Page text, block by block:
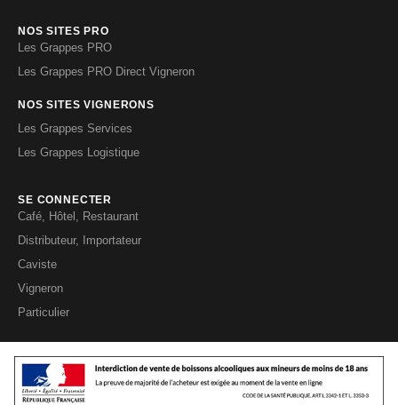
NOS SITES PRO
Les Grappes PRO
Les Grappes PRO Direct Vigneron
NOS SITES VIGNERONS
Les Grappes Services
Les Grappes Logistique
SE CONNECTER
Café, Hôtel, Restaurant
Distributeur, Importateur
Caviste
Vigneron
Particulier